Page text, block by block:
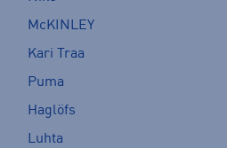
McKINLEY
Kari Traa
Puma
Haglöfs
Luhta